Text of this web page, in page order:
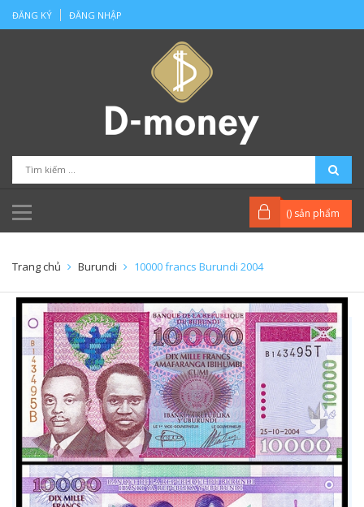
ĐĂNG KÝ ĐĂNG NHẬP
() sản phẩm
Trang chủ Burundi 10000 francs Burundi 2004